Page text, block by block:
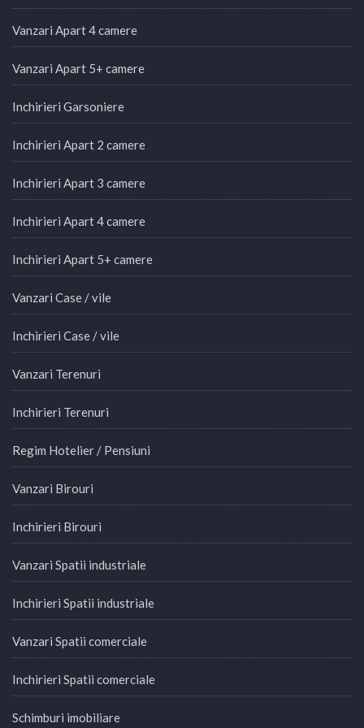
Vanzari Apart 4 camere
Vanzari Apart 5+ camere
Inchirieri Garsoniere
Inchirieri Apart 2 camere
Inchirieri Apart 3 camere
Inchirieri Apart 4 camere
Inchirieri Apart 5+ camere
Vanzari Case / vile
Inchirieri Case / vile
Vanzari Terenuri
Inchirieri Terenuri
Regim Hotelier / Pensiuni
Vanzari Birouri
Inchirieri Birouri
Vanzari Spatii industriale
Inchirieri Spatii industriale
Vanzari Spatii comerciale
Inchirieri Spatii comerciale
Schimburi imobiliare